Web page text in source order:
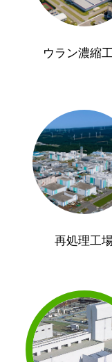
ウラン濃縮
再処理工